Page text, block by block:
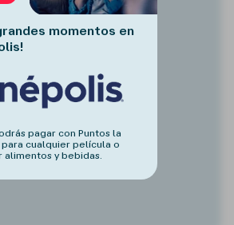
pudimos
ningún
momentos en
pagar con Puntos la
cualquier película o
alimentos y bebidas.